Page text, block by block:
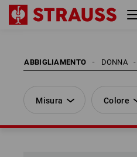
ABBIGLIAMENTO DONNA
Misura Colore
Misura Colore